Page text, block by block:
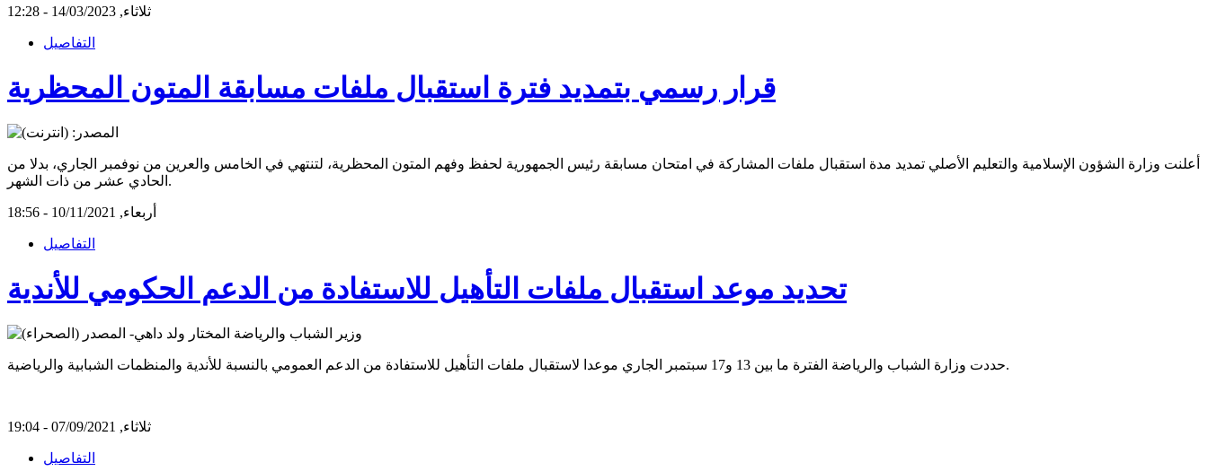
ثلاثاء, 14/03/2023 - 12:28
التفاصيل
قرار رسمي بتمديد فترة استقبال ملفات مسابقة المتون المحظرية
أعلنت وزارة الشؤون الإسلامية والتعليم الأصلي تمديد مدة استقبال ملفات المشاركة في امتحان مسابقة رئيس الجمهورية لحفظ وفهم المتون المحظرية، لتنتهي في الخامس والعرين من نوفمبر الجاري، بدلا من
الحادي عشر من ذات الشهر.
أربعاء, 10/11/2021 - 18:56
التفاصيل
تحديد موعد استقبال ملفات التأهيل للاستفادة من الدعم الحكومي للأندية
حددت وزارة الشباب والرياضة الفترة ما بين 13 و17 سبتمبر الجاري موعدا لاستقبال ملفات التأهيل للاستفادة من الدعم العمومي بالنسبة للأندية والمنظمات الشبابية والرياضية.
ثلاثاء, 07/09/2021 - 19:04
التفاصيل